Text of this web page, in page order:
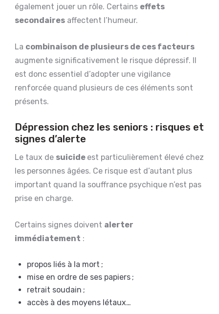
également jouer un rôle. Certains effets
secondaires affectent l’humeur.
La combinaison de plusieurs de ces facteurs
augmente significativement le risque dépressif. Il
est donc essentiel d’adopter une vigilance
renforcée quand plusieurs de ces éléments sont
présents.
Dépression chez les seniors : risques et
signes d’alerte
Le taux de suicide est particulièrement élevé chez
les personnes âgées. Ce risque est d’autant plus
important quand la souffrance psychique n’est pas
prise en charge.
Certains signes doivent alerter
immédiatement :
propos liés à la mort ;
mise en ordre de ses papiers ;
retrait soudain ;
accès à des moyens létaux…